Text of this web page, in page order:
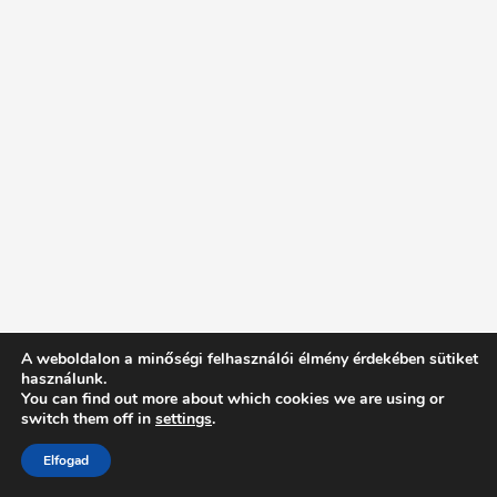
Intentionally Blank - Proudly powered by WordPress
A weboldalon a minőségi felhasználói élmény érdekében sütiket
használunk.
You can find out more about which cookies we are using or
switch them off in settings.
Elfogad